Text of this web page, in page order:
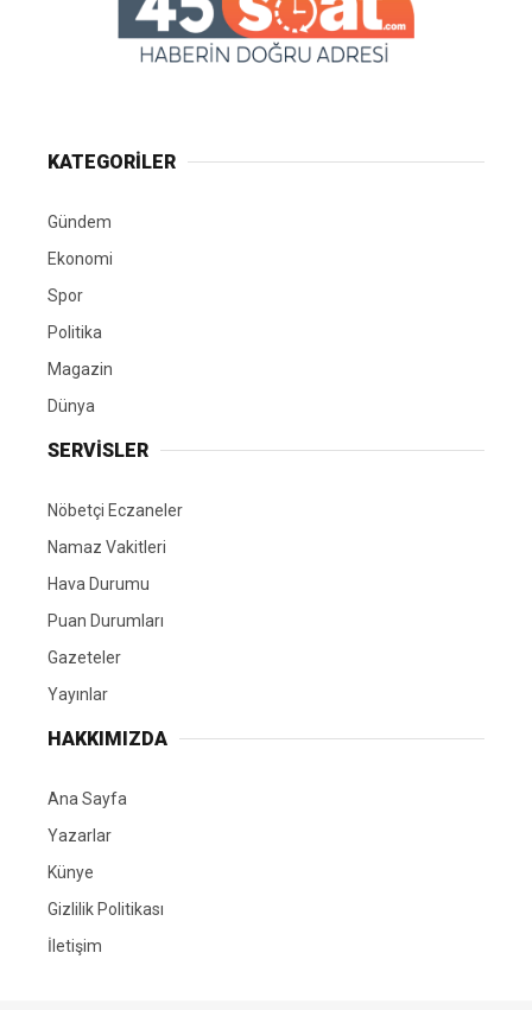
KATEGORİLER
Gündem
Ekonomi
Spor
Politika
Magazin
Dünya
SERVİSLER
Nöbetçi Eczaneler
Namaz Vakitleri
Hava Durumu
Puan Durumları
Gazeteler
Yayınlar
HAKKIMIZDA
Ana Sayfa
Yazarlar
Künye
Gizlilik Politikası
İletişim